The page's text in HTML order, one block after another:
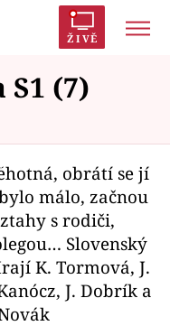
ŽIVĚ
AYTO?
S1 (7)
obrátí se jí
málo, začnou
s rodiči,
Slovenský
K. Tormová, J.
J. Dobrík a